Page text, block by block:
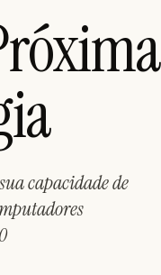
capacidade de